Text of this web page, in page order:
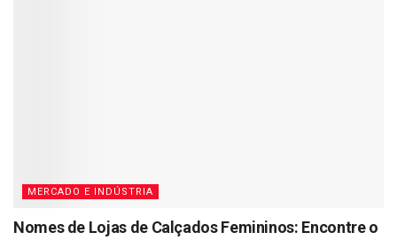
MERCADO E INDÚSTRIA
Nomes de Lojas de Calçados Femininos: Encontre o